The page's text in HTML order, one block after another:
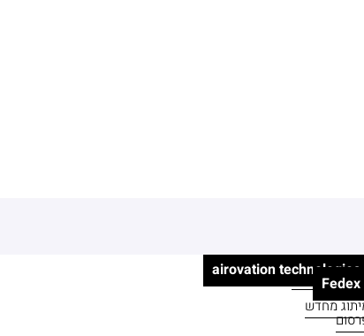
פרסום | דיגיטל
AKBAR
airovation technologies
מחדש
Fedex